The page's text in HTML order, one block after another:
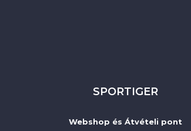
SPORTIGER
Webshop és Átvételi pont